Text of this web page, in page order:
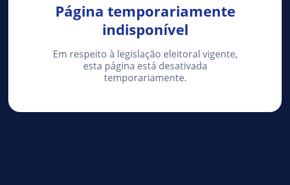
Página temporariamente
indisponível
Em respeito à legislação eleitoral vigente,
esta página está desativada
temporariamente.